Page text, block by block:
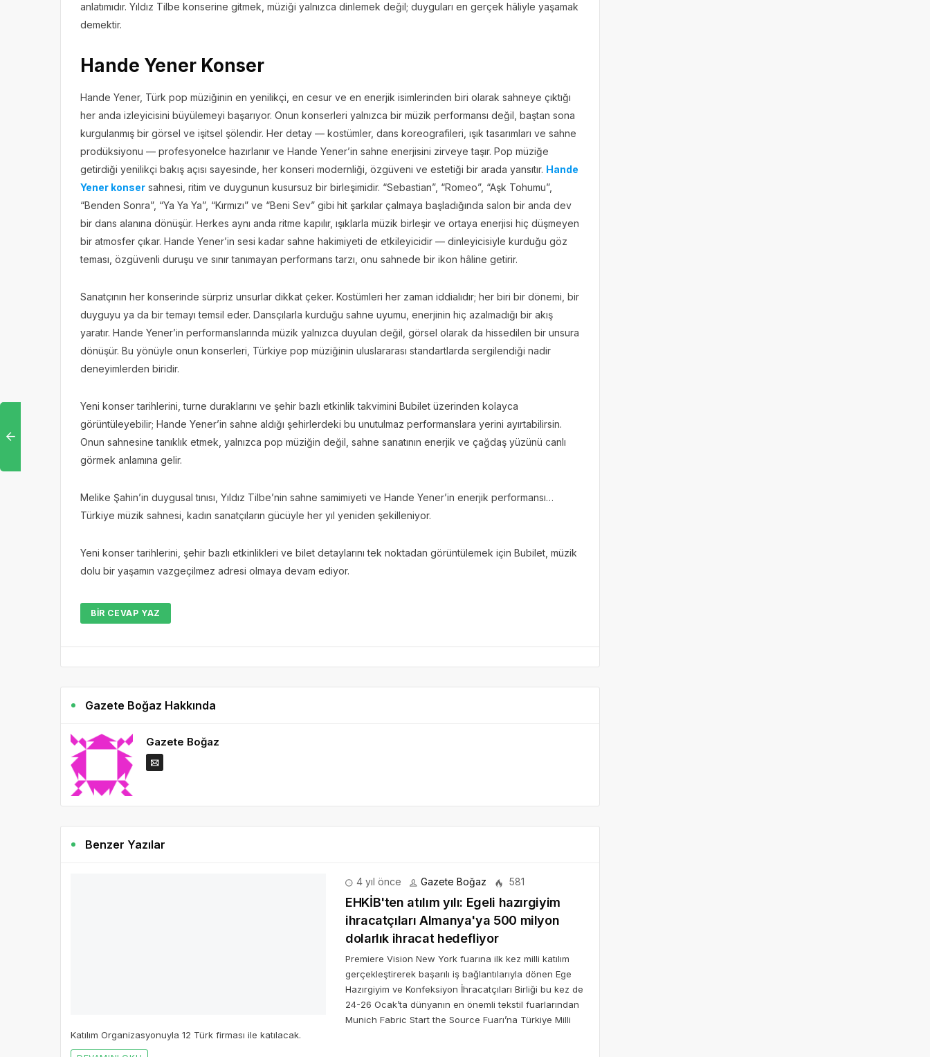
anlatımıdır. Yıldız Tilbe konserine gitmek, müziği yalnızca dinlemek değil; duyguları en gerçek hâliyle yaşamak
demektir.
Hande Yener Konser
Hande Yener, Türk pop müziğinin en yenilikçi, en cesur ve en enerjik isimlerinden biri olarak sahneye çıktığı
her anda izleyicisini büyülemeyi başarıyor. Onun konserleri yalnızca bir müzik performansı değil, baştan sona
kurgulanmış bir görsel ve işitsel şölendir. Her detay — kostümler, dans koreografileri, ışık tasarımları ve sahne
prodüksiyonu — profesyonelce hazırlanır ve Hande Yener’in sahne enerjisini zirveye taşır. Pop müziğe
getirdiği yenilikçi bakış açısı sayesinde, her konseri modernliği, özgüveni ve estetiği bir arada yansıtır. Hande
Yener konser sahnesi, ritim ve duygunun kusursuz bir birleşimidir. “Sebastian”, “Romeo”, “Aşk Tohumu”,
“Benden Sonra”, “Ya Ya Ya”, “Kırmızı” ve “Beni Sev” gibi hit şarkılar çalmaya başladığında salon bir anda dev
bir dans alanına dönüşür. Herkes aynı anda ritme kapılır, ışıklarla müzik birleşir ve ortaya enerjisi hiç düşmeyen
bir atmosfer çıkar. Hande Yener’in sesi kadar sahne hakimiyeti de etkileyicidir — dinleyicisiyle kurduğu göz
teması, özgüvenli duruşu ve sınır tanımayan performans tarzı, onu sahnede bir ikon hâline getirir.
Sanatçının her konserinde sürpriz unsurlar dikkat çeker. Kostümleri her zaman iddialıdır; her biri bir dönemi, bir
duyguyu ya da bir temayı temsil eder. Dansçılarla kurduğu sahne uyumu, enerjinin hiç azalmadığı bir akış
yaratır. Hande Yener’in performanslarında müzik yalnızca duyulan değil, görsel olarak da hissedilen bir unsura
dönüşür. Bu yönüyle onun konserleri, Türkiye pop müziğinin uluslararası standartlarda sergilendiği nadir
deneyimlerden biridir.
Yeni konser tarihlerini, turne duraklarını ve şehir bazlı etkinlik takvimini Bubilet üzerinden kolayca
görüntüleyebilir; Hande Yener’in sahne aldığı şehirlerdeki bu unutulmaz performanslara yerini ayırtabilirsin.
Onun sahnesine tanıklık etmek, yalnızca pop müziğin değil, sahne sanatının enerjik ve çağdaş yüzünü canlı
görmek anlamına gelir.
Melike Şahin’in duygusal tınısı, Yıldız Tilbe’nin sahne samimiyeti ve Hande Yener’in enerjik performansı…
Türkiye müzik sahnesi, kadın sanatçıların gücüyle her yıl yeniden şekilleniyor.
Yeni konser tarihlerini, şehir bazlı etkinlikleri ve bilet detaylarını tek noktadan görüntülemek için Bubilet, müzik
dolu bir yaşamın vazgeçilmez adresi olmaya devam ediyor.
BIR CEVAP YAZ
Gazete Boğaz Hakkında
Gazete Boğaz
Benzer Yazılar
EHKİB'ten atılım yılı: Egeli hazırgiyim ihracatçıları Almanya'ya 500 milyon dolarlık
Premiere Vision New York fuarına ilk kez milli katılım gerçekleştirerek başarılı iş bağlantılarıyla dönen Ege Hazırgiyim ve
Konfeksiyon İhracatçıları Birliği bu kez de 24-26 Ocak’ta dünyanın en önemli tekstil fuarlarından Munich Fabric Start the
Source Fuarı’na Türkiye Milli Katılım Organizasyonuyla 12 Türk firması ile katılacak.